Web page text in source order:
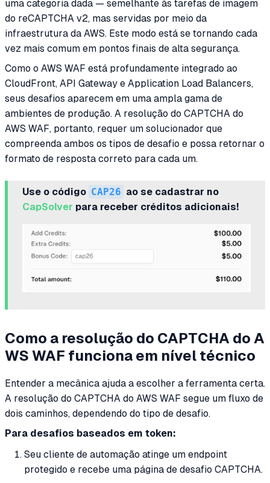
uma categoria dada — semelhante às tarefas de imagem
do reCAPTCHA v2, mas servidas por meio da
infraestrutura da AWS. Este modo está se tornando cada
vez mais comum em pontos finais de alta segurança.
Como o AWS WAF está profundamente integrado ao
CloudFront, API Gateway e Application Load Balancers,
seus desafios aparecem em uma ampla gama de
ambientes de produção. A resolução do CAPTCHA do
AWS WAF, portanto, requer um solucionador que
compreenda ambos os tipos de desafio e possa retornar o
formato de resposta correto para cada um.
Use o código CAP26 ao se cadastrar no
CapSolver para receber créditos adicionais!
Como a resolução do CAPTCHA do A
WS WAF funciona em nível técnico
Entender a mecânica ajuda a escolher a ferramenta certa.
A resolução do CAPTCHA do AWS WAF segue um fluxo de
dois caminhos, dependendo do tipo de desafio.
Para desafios baseados em token:
Seu cliente de automação atinge um endpoint
protegido e recebe uma página de desafio CAPTCHA.